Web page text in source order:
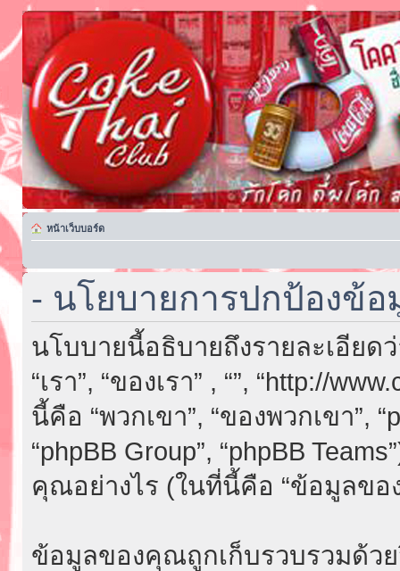
หน้าเว็บบอร์ด
- นโยบายการปกป้องข้
นโบบายนี้อธิบายถึงรายละเอียด
“เรา”, “ของเรา” , “”, “http://
นี้คือ “พวกเขา”, “ของพวกเขา”,
“phpBB Group”, “phpBB
คุณอย่างไร (ในที่นี้คือ “ข้อมูลขอ
ข้อมูลของคุณถูกเก็บรวบรวมด้ว